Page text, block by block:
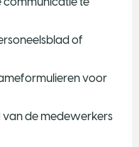
of
voor
van de medewerkers